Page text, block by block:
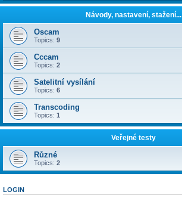
Návody, nastavení, stažení...
Oscam
Topics: 9
Cccam
Topics: 2
Satelitní vysílání
Topics: 6
Transcoding
Topics: 1
Veřejné testy
Různé
Topics: 2
LOGIN